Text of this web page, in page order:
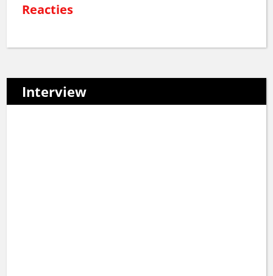
Reacties
Interview